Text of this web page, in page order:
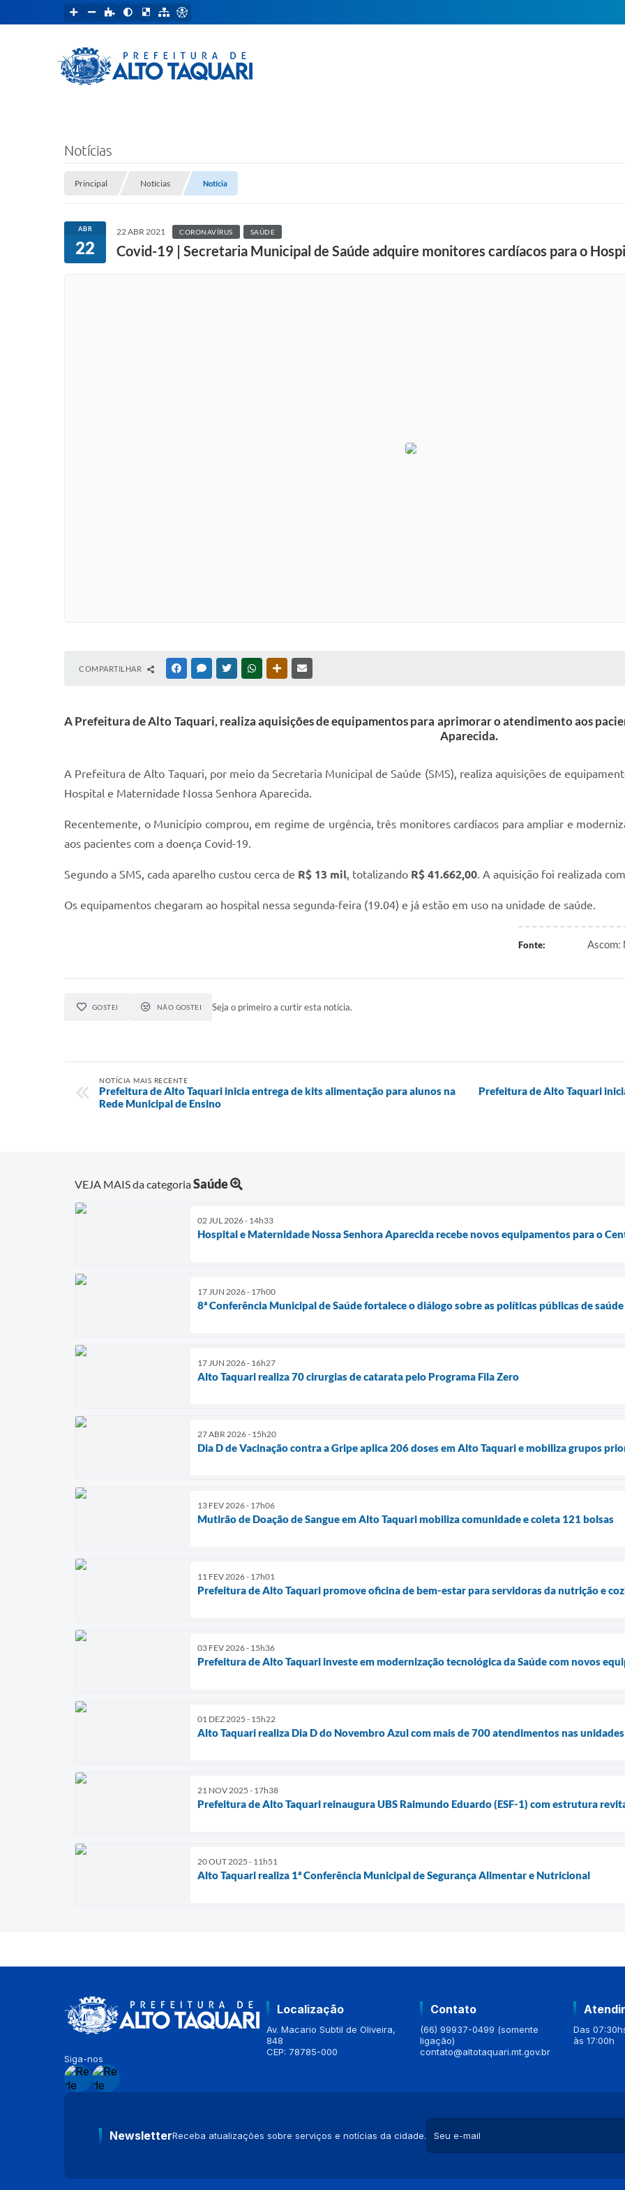
Notícias
Principal Notícias Notícia
ABR
22
22 ABR 2021 CORONAVÍRUS SAÚDE
Covid-19 | Secretaria Municipal de Saúde adquire monitores cardíacos para o
COMPARTILHAR FACEBOOKMESSENGER
TWITTERWHATSAPPOUTRAS MÍDIAS
A Prefeitura de Alto Taquari, realiza aquisições de equipamentos para aprimorar o atendimento aos
Aparecida.
A Prefeitura de Alto Taquari, por meio da Secretaria Municipal de Saúde (SMS), realiza aquisições de
Hospital e Maternidade Nossa Senhora Aparecida.
Recentemente, o Município comprou, em regime de urgência, três monitores cardíacos para ampliar e
aos pacientes com a doença Covid-19.
Segundo a SMS, cada aparelho custou cerca de R$ 13 mil, totalizando R$ 41.662,00. A aquisição foi realizada
Os equipamentos chegaram ao hospital nessa segunda-feira (19.04) e já estão em uso na unidade de saúde.
Fonte: Ascom:
GOSTEI NÃO GOSTEI Seja o primeiro a curtir esta notícia.
NOTÍCIA MAIS RECENTE
Prefeitura de Alto Taquari inicia entrega de kits alimentação para alunos na
Rede Municipal de Ensino
Prefeitura de Alto Taquari
VEJA MAIS da categoriaSaúde
02 JUL 2026 - 14h33
Hospital e Maternidade Nossa Senhora Aparecida recebe novos equipamentos para o
17 JUN 2026 - 17h00
8ª Conferência Municipal de Saúde fortalece o diálogo sobre as políticas públicas de saúde
17 JUN 2026 - 16h27
Alto Taquari realiza 70 cirurgias de catarata pelo Programa Fila Zero
27 ABR 2026 - 15h20
Dia D de Vacinação contra a Gripe aplica 206 doses em Alto Taquari e mobiliza grupos
13 FEV 2026 - 17h06
Mutirão de Doação de Sangue em Alto Taquari mobiliza comunidade e coleta 121 bolsas
11 FEV 2026 - 17h01
Prefeitura de Alto Taquari promove oficina de bem-estar para servidoras da nutrição e
03 FEV 2026 - 15h36
Prefeitura de Alto Taquari investe em modernização tecnológica da Saúde com novos
01 DEZ 2025 - 15h22
Alto Taquari realiza Dia D do Novembro Azul com mais de 700 atendimentos nas
21 NOV 2025 - 17h38
Prefeitura de Alto Taquari reinaugura UBS Raimundo Eduardo (ESF-1) com estrutura
20 OUT 2025 - 11h51
Alto Taquari realiza 1ª Conferência Municipal de Segurança Alimentar e Nutricional
Siga-nos
Localização
Av. Macario Subtil de Oliveira,
848
CEP: 78785-000
Contato
(66) 99937-0499 (somente
ligação)
contato@altotaquari.mt.gov.br
Das
às 17:00h
NewsletterReceba atualizações sobre serviços e notícias da cidade.